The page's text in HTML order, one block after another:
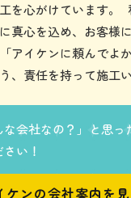
を心がけています。
真心を込め、お客様
アイケンに頼んでよ
、責任を持って施工い
会社なの？」と思っ
い！
ケンの会社案内を見